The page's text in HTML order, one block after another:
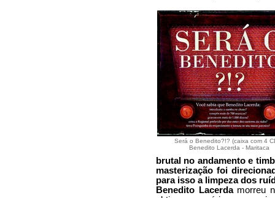
Será o Benedito?!? (caixa com 4
Benedito Lacerda - Maritaca
brutal no andamento e
masterização foi
para isso a limpeza dos
Benedito Lacerdamorreu